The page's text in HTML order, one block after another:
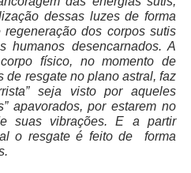
dessas luzes de forma
dos corpos sutis
humanos desencarnados. A
físico, no momento de
de resgate no plano astral, faz
seja visto por aqueles
apavorados, por estarem no
suas vibrações. E a partir
o resgate é feito de
forma